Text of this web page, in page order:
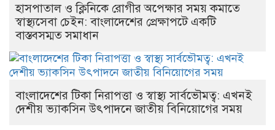
হাসপাতাল ও ক্লিনিকে রোগীর অপেক্ষার সময় কমাতে
স্বাস্থ্যসেবা চেইন: বাংলাদেশের প্রেক্ষাপটে একটি
বাস্তবসম্মত সমাধান
বাংলাদেশের টিকা নিরাপত্তা ও স্বাস্থ্য সার্বভৌমত্ব: এখনই
দেশীয় ভ্যাকসিন উৎপাদনে জাতীয় বিনিয়োগের সময়